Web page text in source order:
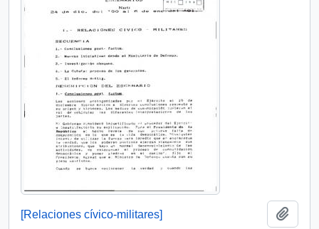
[Relaciones cívico-militares]